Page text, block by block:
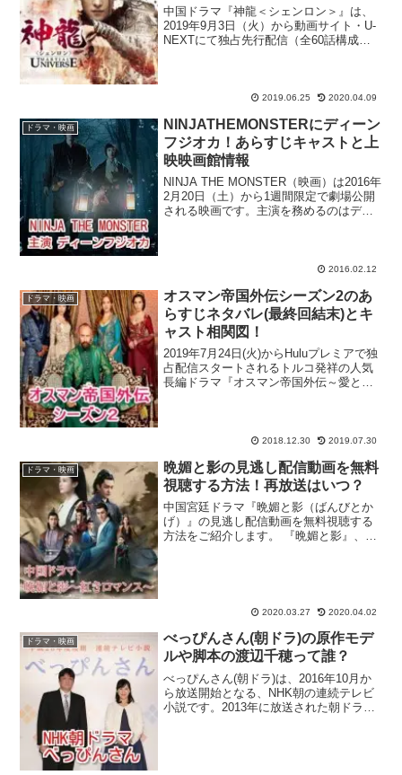
中国ドラマ『神龍＜シェンロン＞』は、
2019年9月3日（火）から動画サイト・U-
NEXTにて独占先行配信（全60話構成）
2019.06.25 2020.04.09
ドラマ・映画
NINJATHEMONSTERにディーン
フジオカ！あらすじキャストと上
映映画館情報
NINJA THE MONSTER（映画）は2016年
2月20日（土）から1週間限定で劇場公開
される映画です。主演を務めるのはディ
2016.02.12
ドラマ・映画
オスマン帝国外伝シーズン2のあ
らすじネタバレ(最終回結末)とキ
ャスト相関図！
2019年7月24日(火)からHuluプレミアで独
占配信スタートされるトルコ発祥の人気
長編ドラマ『オスマン帝国外伝～愛と欲
2018.12.30 2019.07.30
ドラマ・映画
晩媚と影の見逃し配信動画を無料
視聴する方法！再放送はいつ？
中国宮廷ドラマ『晩媚と影（ばんびとか
げ）』の見逃し配信動画を無料視聴する
方法をご紹介します。 『晩媚と影』、第
2020.03.27 2020.04.02
ドラマ・映画
べっぴんさん(朝ドラ)の原作モデ
ルや脚本の渡辺千穂って誰？
べっぴんさん(朝ドラ)は、2016年10月か
ら放送開始となる、NHK朝の連続テレビ
小説です。2013年に放送された朝ドラ